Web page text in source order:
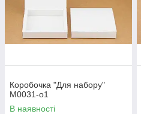
Коробочка "Для набору"
М0031-о1
В наявності